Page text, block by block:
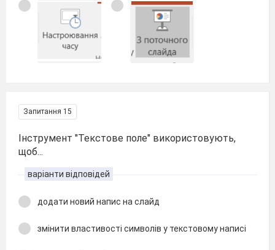
Запитання 15
Інструмент "Текстове поле" використовують,
щоб...
варіанти відповідей
додати новий напис на слайд
змінити властивості символів у текстовому написі